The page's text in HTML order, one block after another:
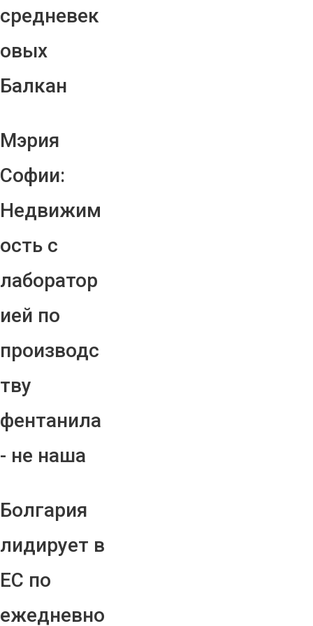
средневек
овых
Балкан
Мэрия
Софии:
Недвижим
ость с
лаборатор
ией по
производс
тву
фентанила
- не наша
Болгария
лидирует в
ЕС по
ежедневно